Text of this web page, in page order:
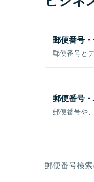
郵便番号
郵便番号と
郵便番号
郵便番号や
郵便番号検